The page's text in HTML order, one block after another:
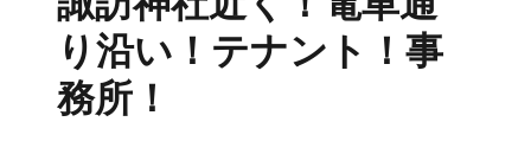
り沿い！テナント！事
務所！